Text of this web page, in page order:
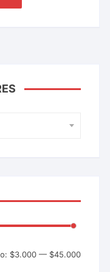
$3.000— $45.000